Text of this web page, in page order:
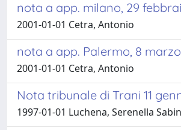
nota a app. milano, 29
2001-01-01 Cetra, Antonio
nota a app. Palermo, 8 marzo
2001-01-01 Cetra, Antonio
Nota tribunale di Trani 11
1997-01-01 Luchena, Serenella